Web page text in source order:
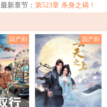
但不受侯府待见，...
最新章节： 第523章 杀身之祸！
国产剧 国产剧